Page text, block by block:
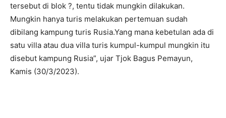
tersebut di blok ?, tentu tidak mungkin dilakukan.
Mungkin hanya turis melakukan pertemuan sudah
dibilang kampung turis Rusia.Yang mana kebetulan ada di
satu villa atau dua villa turis kumpul-kumpul mungkin itu
disebut kampung Rusia”, ujar Tjok Bagus Pemayun,
Kamis (30/3/2023).